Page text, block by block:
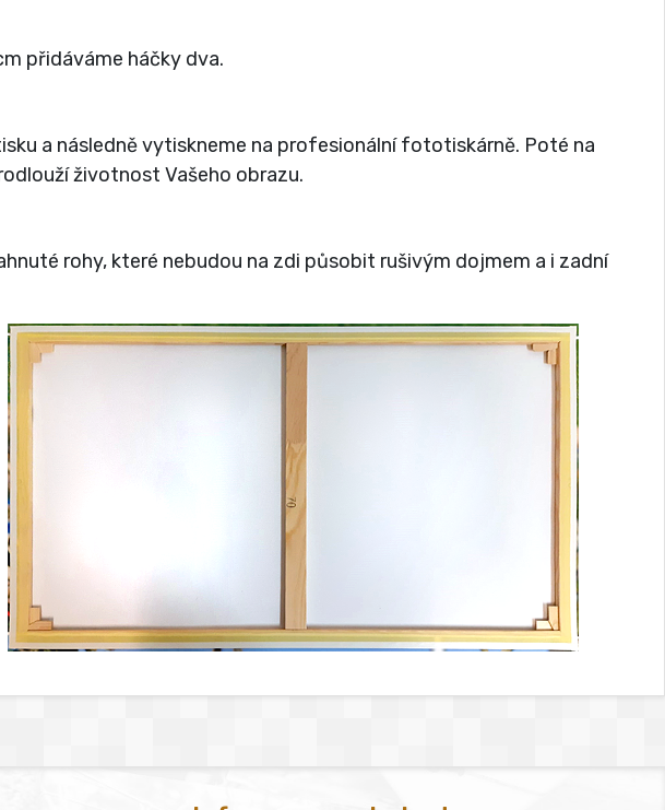
přidáváme háčky dva.
a následně vytiskneme na profesionální fototiskárně. Poté na
životnost Vašeho obrazu.
rohy, které nebudou na zdi působit rušivým dojmem a i zadní